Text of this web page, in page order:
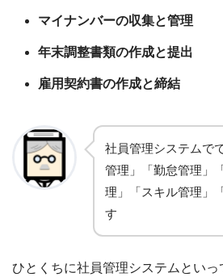
マイナンバーの収集と管理
年末調整書類の作成と提出
雇用契約書の作成と締結
社員管理システムで
管理」「勤怠管理」
理」「スキル管理」
す
ひとくちに社員管理システムとい